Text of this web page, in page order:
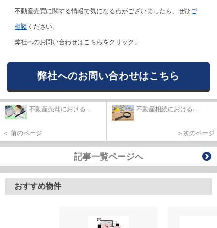
不動産売買に関する情報で気になる点がございましたら、ぜひご
相談 ください。
弊社へのお問い合わせはこちらをクリック↓
弊社へのお問い合わせはこちら
不動産売却における...
＜ 前のページ
不動産相続における...
＞次のページ
記事一覧ページへ
おすすめ物件